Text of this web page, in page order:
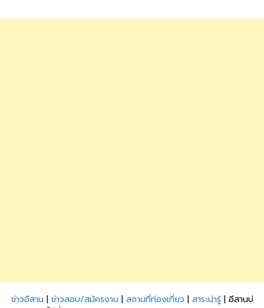
ข่าวอีสาน | ข่าวสอบ/สมัครงาน | สถานที่ท่องเที่ยว | สาระน่ารู้| อีสานบ่